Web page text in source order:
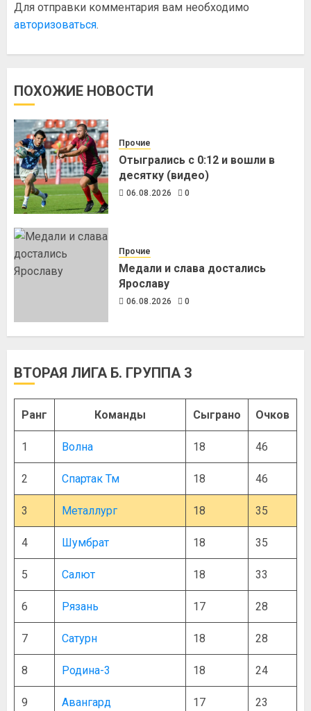
Для отправки комментария вам необходимо
авторизоваться.
ПОХОЖИЕ НОВОСТИ
Прочие
Отыгрались с 0:12 и вошли в
десятку (видео)
06.08.2026 0
Прочие
Медали и слава достались
Ярославу
06.08.2026 0
ВТОРАЯ ЛИГА Б. ГРУППА 3
Ранг Команды Сыграно Очков
1 Волна 18 46
2 Спартак Тм 18 46
3 Металлург 18 35
4 Шумбрат 18 35
5 Салют 18 33
6 Рязань 17 28
7 Сатурн 18 28
8 Родина-3 18 24
9 Авангард 17 23